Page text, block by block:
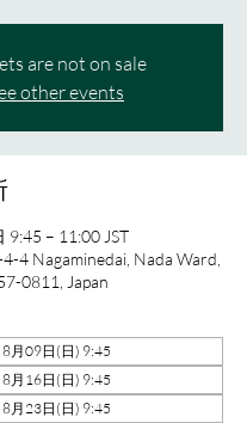
are not on sale
other events
9:45 – 11:00 JST
4 Nagaminedai, Nada Ward,
0811, Japan
8月09日(日) 9:45
8月16日(日) 9:45
8月23日(日) 9:45